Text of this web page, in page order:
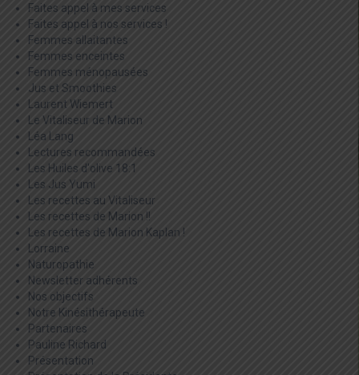
Faites appel à mes services
Faites appel à nos services !
Femmes allaitantes
Femmes enceintes
Femmes ménopausées
Jus et Smoothies
Laurent Wiemert
Le Vitaliseur de Marion
Léa Lang
Lectures recommandées
Les Huiles d'olive 18:1
Les Jus Yumi
Les recettes au Vitaliseur
Les recettes de Marion !!
Les recettes de Marion Kaplan !
Lorraine
Naturopathie
Newsletter adhérents
Nos objectifs
Notre Kinésithérapeute
Partenaires
Pauline Richard
Présentation